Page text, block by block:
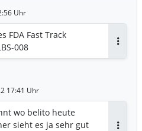
Uhr
FDA Fast Track
008
17:41 Uhr
wo belito heute
sieht es ja sehr gut